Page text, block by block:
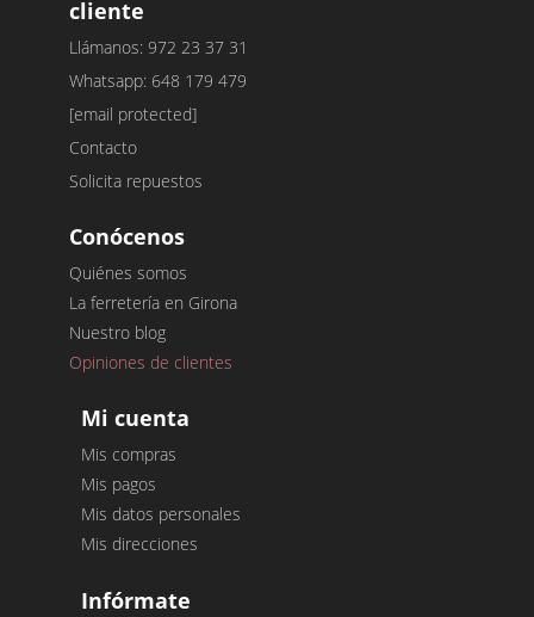
cliente
Llámanos: 972 23 37 31
Whatsapp: 648 179 479
[email protected]
Contacto
Solicita repuestos
Conócenos
Quiénes somos
La ferretería en Girona
Nuestro blog
Opiniones de clientes
Mi cuenta
Mis compras
Mis pagos
Mis datos personales
Mis direcciones
Infórmate